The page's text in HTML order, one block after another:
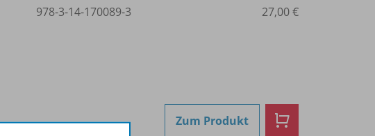
978-3-14-170089-3 27,00 €
Zum Produkt